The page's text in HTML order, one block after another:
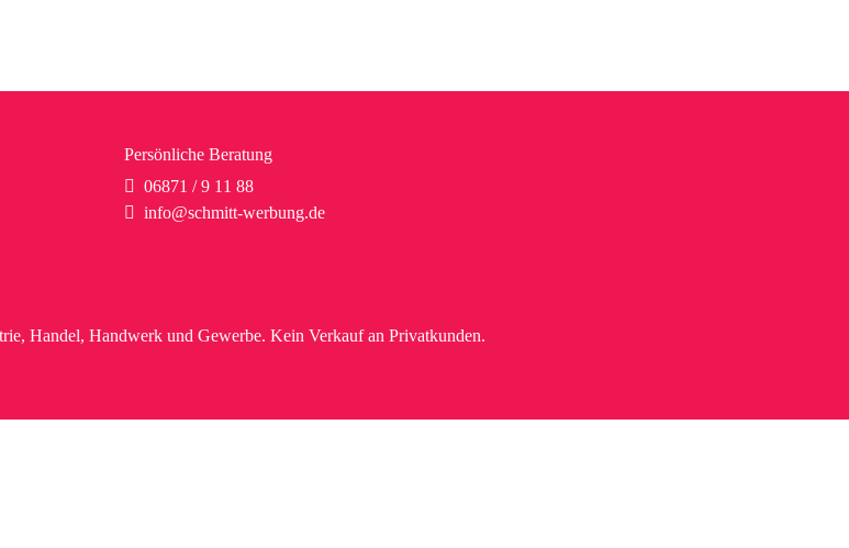
Persönliche Beratung
06871 / 9 11 88
info@schmitt-werbung.de
Handel, Handwerk und Gewerbe. Kein Verkauf an Privatkunden.